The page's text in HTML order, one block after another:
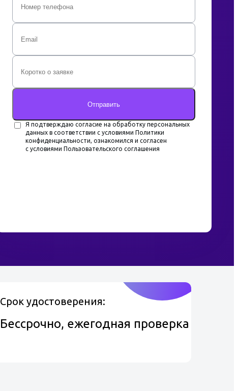
Отправить
Я подтверждаю согласие на обработку персональных
данных в соответствии с условиями Политики
конфиденциальности, ознакомился и согласен
с условиями Пользовательского соглашения
Срок удостоверения:
Бессрочно, ежегодная проверка